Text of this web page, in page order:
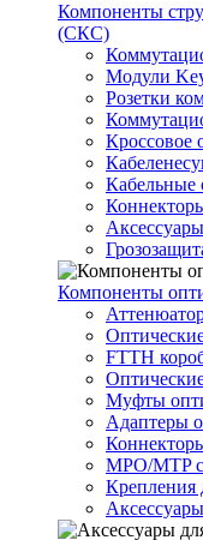
Компоненты
(СКС)
Модули
Розетки
Кроссовое
Кабельные
Компоненты
FTTH
Муфты
Адаптеры
MPO/MTP
Крепления